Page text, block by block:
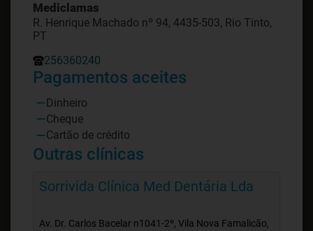
Mediclamas
R. Henrique Machado nº 94, 4435-503, Rio Tinto,
PT
256360240
Pagamentos aceites
Dinheiro
Cheque
Cartão de crédito
Outras clínicas
Sorrivida Clínica Med Dentária Lda
Av. Dr. Carlos Bacelar n1041-2º, Vila Nova Famalicão,